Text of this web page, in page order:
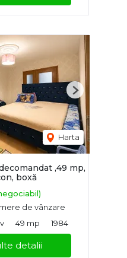
Harta
Next
,49 mp,
boxă
de vânzare
49 mp 1984
detalii